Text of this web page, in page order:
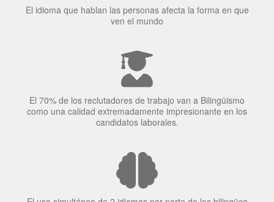
El idioma que hablan las personas afecta la forma en que
ven el mundo
El 70% de los reclutadores de trabajo van a Bilingüismo
como una calidad extremadamente impresionante en los
candidatos laborales.